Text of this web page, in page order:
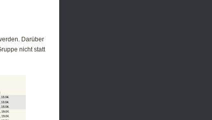
Darüber
nicht statt